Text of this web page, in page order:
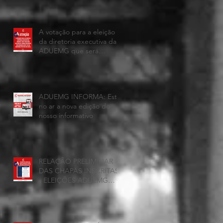
A votação para a eleição
da diretoria executiva da
ADUEMG que será
ADUEMG INFORMA: Esta
no ar a nova edição do
nosso informativo
RELAÇÃO PRELIMINAR
DAS CHAPAS INSCRITAS
- ELEIÇÕES ADUEMG
2026/2028